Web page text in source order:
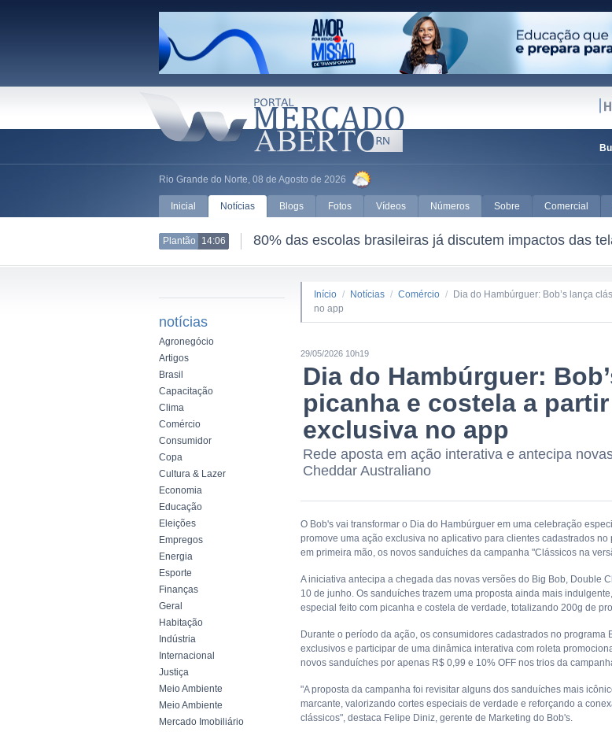
Rio Grande do Norte, 08 de Agosto de 2026
Inicial Notícias Blogs Fotos Vídeos Números Sobre Comercial
Plantão 14:06 80% das escolas brasileiras já discutem impactos das
notícias
Agronegócio
Artigos
Brasil
Capacitação
Clima
Comércio
Consumidor
Copa
Cultura & Lazer
Economia
Educação
Eleições
Empregos
Energia
Esporte
Finanças
Geral
Habitação
Indústria
Internacional
Justiça
Meio Ambiente
Meio Ambiente
Mercado Imobiliário
Início / Notícias / Comércio /
Dia do Hambúrguer: Bob’s lança
no app
29/05/2026 10h19
Dia do Hambúrguer:
picanha e costela a
exclusiva no app
Rede aposta em ação interativa e antecipa
Cheddar Australiano
O Bob's vai transformar o Dia do Hambúrguer em uma celebração
promove uma ação exclusiva no aplicativo para clientes cadastrados
em primeira mão, os novos sanduíches da campanha "Clássicos na
A iniciativa antecipa a chegada das novas versões do Big Bob, Double
10 de junho. Os sanduíches trazem uma proposta ainda mais
especial feito com picanha e costela de verdade, totalizando 200g de
Durante o período da ação, os consumidores cadastrados no
exclusivos e participar de uma dinâmica interativa com roleta
novos sanduíches por apenas R$ 0,99 e 10% OFF nos trios da
"A proposta da campanha foi revisitar alguns dos sanduíches mais
marcante, valorizando cortes especiais de verdade e reforçando a
clássicos", destaca Felipe Diniz, gerente de Marketing do Bob's.